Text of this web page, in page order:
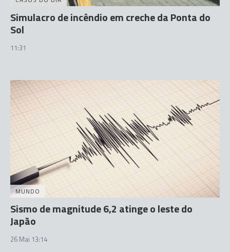
Simulacro de incêndio em creche da Ponta do
Sol
11:31
MUNDO
Sismo de magnitude 6,2 atinge o leste do
Japão
26 Mai 13:14